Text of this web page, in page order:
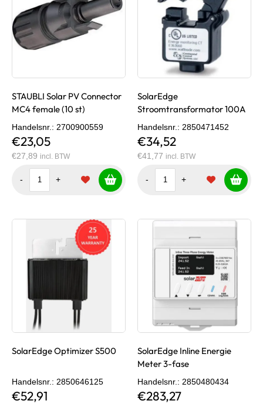
STAUBLI Solar PV Connector
MC4 female (10 st)
Handelsnr. : 2700900559
€23,05
€27,89 incl. BTW
- +
SolarEdge
Stroomtransformator 100A
Handelsnr. : 2850471452
€34,52
€41,77 incl. BTW
- +
SolarEdge Optimizer S500
Handelsnr. : 2850646125
€52,91
SolarEdge Inline Energie
Meter 3-fase
Handelsnr. : 2850480434
€283,27